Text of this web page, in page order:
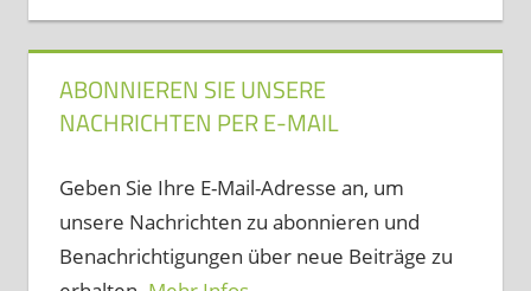
ABONNIEREN SIE UNSERE
NACHRICHTEN PER E-MAIL
Geben Sie Ihre E-Mail-Adresse an, um
unsere Nachrichten zu abonnieren und
Benachrichtigungen über neue Beiträge zu